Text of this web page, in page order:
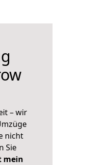
– wir
nicht
Sie
mein